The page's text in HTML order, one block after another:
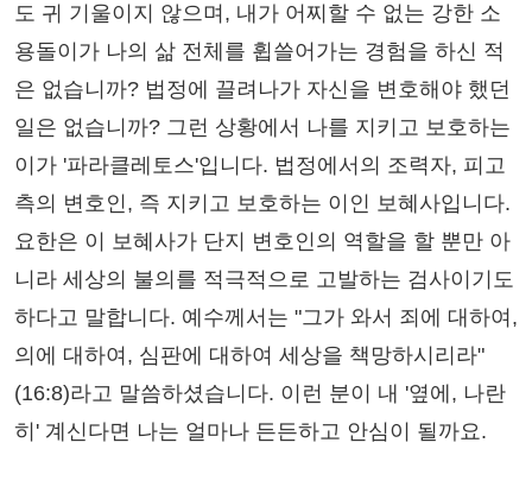
도 귀 기울이지 않으며, 내가 어찌할 수 없는 강한 소
용돌이가 나의 삶 전체를 휩쓸어가는 경험을 하신 적
은 없습니까? 법정에 끌려나가 자신을 변호해야 했던
일은 없습니까? 그런 상황에서 나를 지키고 보호하는
이가 '파라클레토스'입니다. 법정에서의 조력자, 피고
측의 변호인, 즉 지키고 보호하는 이인 보혜사입니다.
요한은 이 보혜사가 단지 변호인의 역할을 할 뿐만 아
니라 세상의 불의를 적극적으로 고발하는 검사이기도
하다고 말합니다. 예수께서는 "그가 와서 죄에 대하여,
의에 대하여, 심판에 대하여 세상을 책망하시리라"
(16:8)라고 말씀하셨습니다. 이런 분이 내 '옆에, 나란
히' 계신다면 나는 얼마나 든든하고 안심이 될까요.